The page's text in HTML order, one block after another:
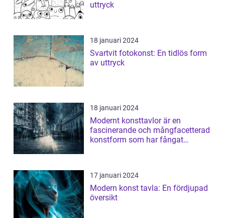
uttryck
18 januari 2024
Svartvit fotokonst: En tidlös form
av uttryck
18 januari 2024
Modernt konsttavlor är en
fascinerande och mångfacetterad
konstform som har fångat
17 januari 2024
Modern konst tavla: En fördjupad
översikt